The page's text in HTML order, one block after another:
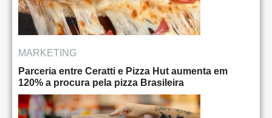
MARKETING
Parceria entre Ceratti e Pizza Hut aumenta em
120% a procura pela pizza Brasileira